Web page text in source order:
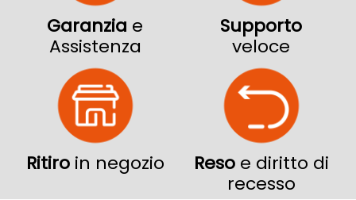
Garanzia e
Assistenza
Supporto
veloce
Ritiro in negozio Resoe diritto di
recesso